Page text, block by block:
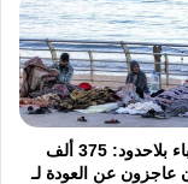
وريشه مرادي
منظمة أطباء بلاحدود: 375 ألف
عاجزون عن العودة لـ